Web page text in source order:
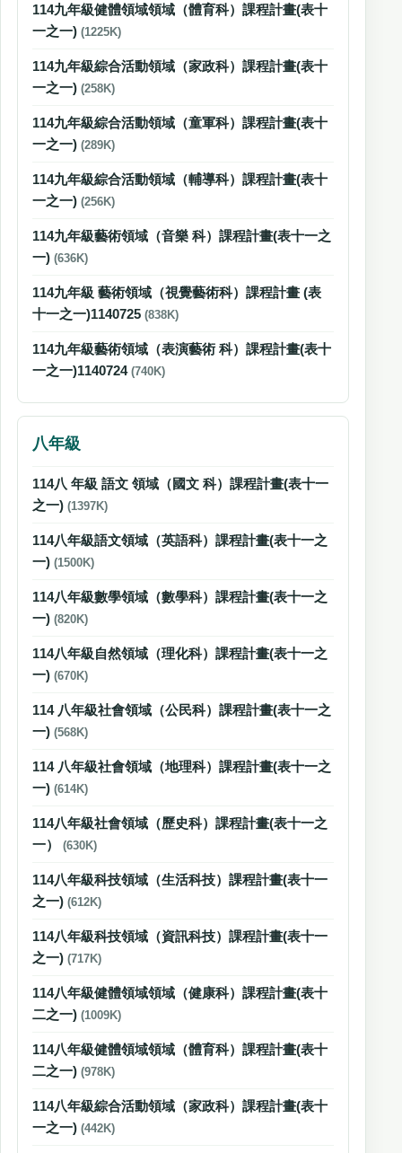
114九年級健體領域領域（體育科）課程計畫(表十
一之一) (1225K)
114九年級綜合活動領域（家政科）課程計畫(表十
一之一) (258K)
114九年級綜合活動領域（童軍科）課程計畫(表十
一之一) (289K)
114九年級綜合活動領域（輔導科）課程計畫(表十
一之一) (256K)
114九年級藝術領域（音樂 科）課程計畫(表十一之
一) (636K)
114九年級 藝術領域（視覺藝術科）課程計畫 (表
十一之一)1140725 (838K)
114九年級藝術領域（表演藝術 科）課程計畫(表十
一之一)1140724 (740K)
八年級
114八 年級 語文 領域（國文 科）課程計畫(表十一
之一) (1397K)
114八年級語文領域（英語科）課程計畫(表十一之
一) (1500K)
114八年級數學領域（數學科）課程計畫(表十一之
一) (820K)
114八年級自然領域（理化科）課程計畫(表十一之
一) (670K)
114 八年級社會領域（公民科）課程計畫(表十一之
一) (568K)
114 八年級社會領域（地理科）課程計畫(表十一之
一) (614K)
114八年級社會領域（歷史科）課程計畫(表十一之
一）
(630K)
114八年級科技領域（生活科技）課程計畫(表十一
之一) (612K)
114八年級科技領域（資訊科技）課程計畫(表十一
之一) (717K)
114八年級健體領域領域（健康科）課程計畫(表十
二之一) (1009K)
114八年級健體領域領域（體育科）課程計畫(表十
二之一) (978K)
114八年級綜合活動領域（家政科）課程計畫(表十
一之一) (442K)